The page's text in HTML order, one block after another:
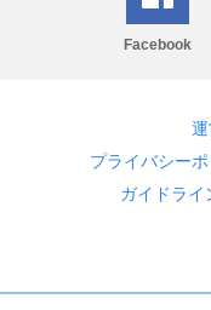
Facebook
プライバシー
ガイドライ